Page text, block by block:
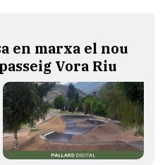
en marxa el nou
Vora Riu